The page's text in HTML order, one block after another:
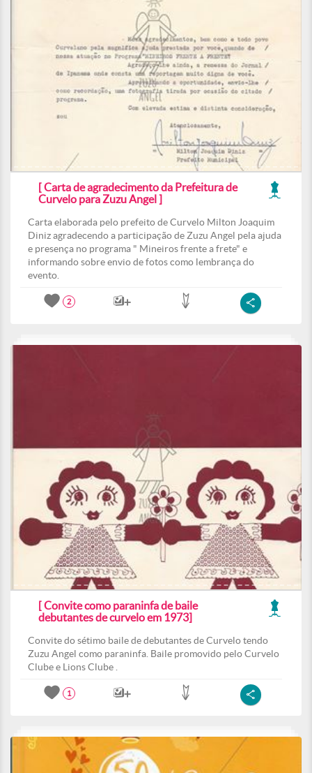
[ Carta de agradecimento da Prefeitura de
Curvelo para Zuzu Angel ]
Carta elaborada pelo prefeito de Curvelo Milton Joaquim
Diniz agradecendo a participação de Zuzu Angel pela ajuda
e presença no programa " Mineiros frente a frete" e
informando sobre envio de fotos como lembrança do
evento.
2
[ Convite como paraninfa de baile
debutantes de curvelo em 1973]
Convite do sétimo baile de debutantes de Curvelo tendo
Zuzu Angel como paraninfa. Baile promovido pelo Curvelo
Clube e Lions Clube .
1